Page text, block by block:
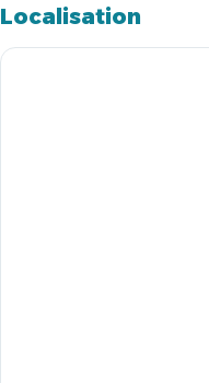
Localisation